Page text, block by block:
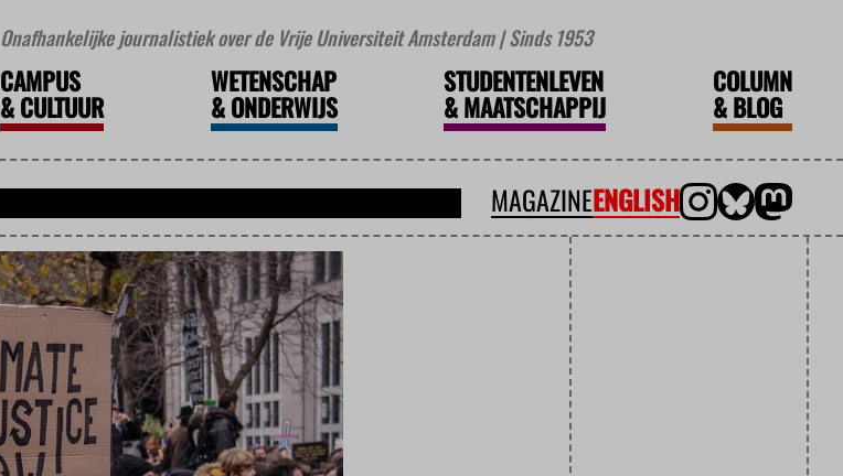
Onafhankelijke journalistiek over de Vrije Universiteit Amsterdam | Sinds 1953
CAMPUS
&CULTUUR
WETENSCHAP
&ONDERWIJS
STUDENTENLEVEN
&MAATSCHAPPIJ
COLUMN
&BLOG
MAGAZINEENGLISH